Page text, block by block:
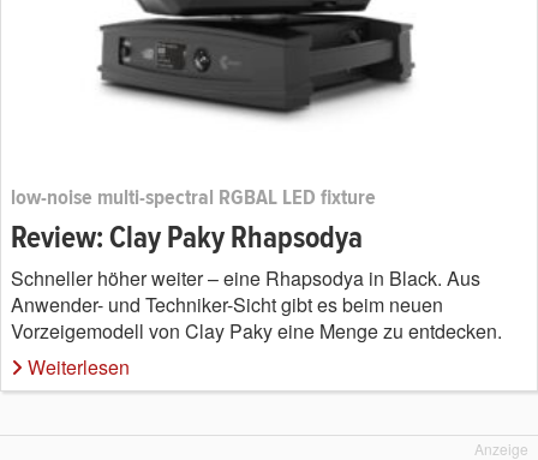
low-noise multi-spectral RGBAL LED fixture
Review: Clay Paky Rhapsodya
Schneller höher weiter – eine Rhapsodya in Black. Aus
Anwender- und Techniker-Sicht gibt es beim neuen
Vorzeigemodell von Clay Paky eine Menge zu entdecken.
Weiterlesen
Anzeige